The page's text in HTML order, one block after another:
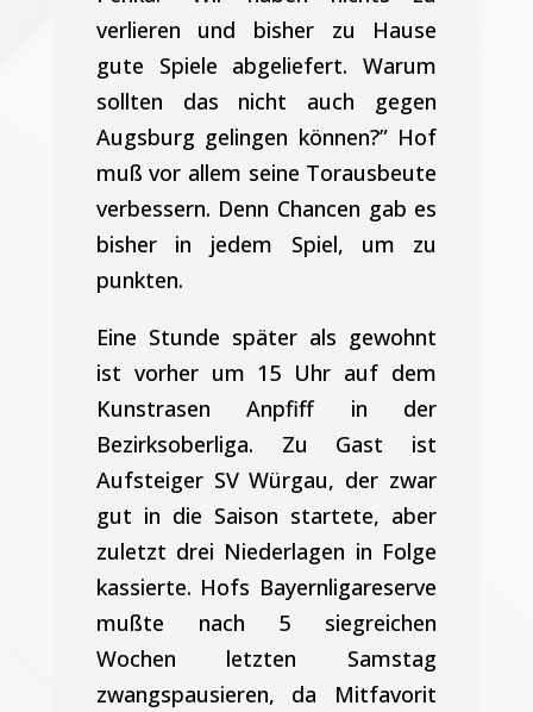
verlieren und bisher zu Hause
gute Spiele abgeliefert. Warum
sollten das nicht auch gegen
Augsburg gelingen können?” Hof
muß vor allem seine Torausbeute
verbessern. Denn Chancen gab es
bisher in jedem Spiel, um zu
punkten.
Eine Stunde später als gewohnt
ist vorher um 15 Uhr auf dem
Kunstrasen Anpfiff in der
Bezirksoberliga. Zu Gast ist
Aufsteiger SV Würgau, der zwar
gut in die Saison startete, aber
zuletzt drei Niederlagen in Folge
kassierte. Hofs Bayernligareserve
mußte nach 5 siegreichen
Wochen letzten Samstag
zwangspausieren, da Mitfavorit